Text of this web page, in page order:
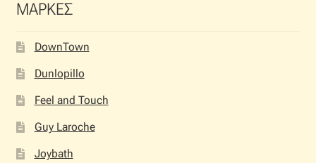
ΜΑΡΚΕΣ
DownTown
Dunlopillo
Feel and Touch
Guy Laroche
Joybath